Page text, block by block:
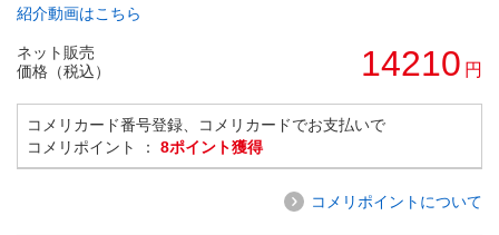
紹介動画はこちら
ネット販売
価格（税込）
14210 円
コメリカード番号登録、コメリカードでお支払いで
コメリポイント ： 8ポイント獲得
コメリポイントについて